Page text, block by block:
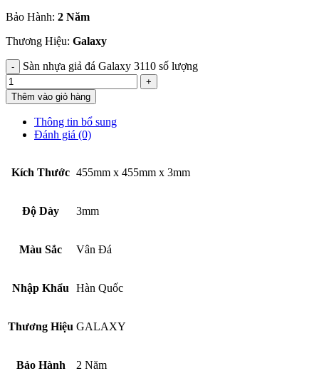
Bảo Hành: 2 Năm
Thương Hiệu: Galaxy
Sàn nhựa giả đá Galaxy 3110 số lượng
Thêm vào giỏ hàng
Thông tin bổ sung
Đánh giá (0)
Kích Thước 455mm x 455mm x 3mm
Độ Dày 3mm
Màu Sắc Vân Đá
Nhập Khẩu Hàn Quốc
Thương Hiệu GALAXY
Bảo Hành 2 Năm